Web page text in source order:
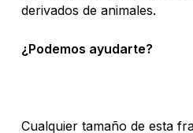
derivados de animales.
¿Podemos ayudarte?
Cualquier tamaño de esta